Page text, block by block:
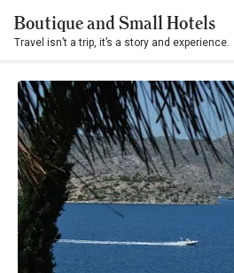
Boutique and Small Hotels
Travel isn’t a trip, it’s a story and experience.